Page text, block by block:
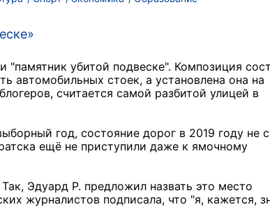
убитой подвеске". Композиция
автомобильных стоек, а установлена она на
считается самой разбитой улицей в
год, состояние дорог в 2019 году не
ещё не приступили даже к ямочному
Эдуард Р. предложил назвать это место
журналистов подписала, что "я, кажется,